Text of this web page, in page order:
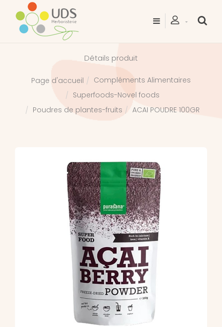
Détails produit
Page d'accueil
Compléments Alimentaires
Superfoods-Novel foods
Poudres de plantes-fruits
ACAI POUDRE 100GR